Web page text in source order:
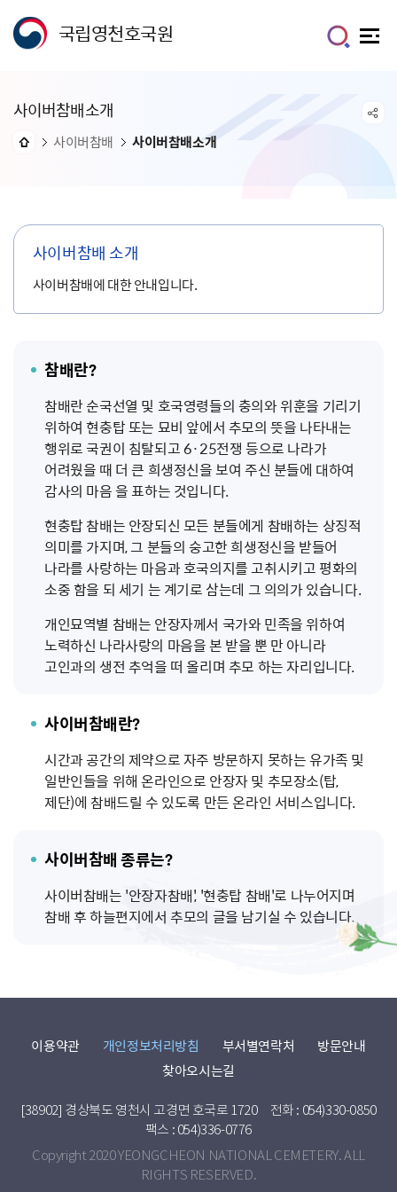
국립영천호국원
사이버참배소개
사이버참배 사이버참배소개
사이버참배 소개
사이버참배에 대한 안내입니다.
참배란?
참배란 순국선열 및 호국영령들의 충의와 위훈을 기리기
위하여 현충탑 또는 묘비 앞에서 추모의 뜻을 나타내는
행위로 국권이 침탈되고 6·25전쟁 등으로 나라가
어려웠을 때 더 큰 희생정신을 보여 주신 분들에 대하여
감사의 마음 을 표하는 것입니다.
현충탑 참배는 안장되신 모든 분들에게 참배하는 상징적
의미를 가지며, 그 분들의 숭고한 희생정신을 받들어
나라를 사랑하는 마음과 호국의지를 고취시키고 평화의
소중 함을 되 세기 는 계기로 삼는데 그 의의가 있습니다.
개인묘역별 참배는 안장자께서 국가와 민족을 위하여
노력하신 나라사랑의 마음을 본 받을 뿐 만 아니라
고인과의 생전 추억을 떠 올리며 추모 하는 자리입니다.
사이버참배란?
시간과 공간의 제약으로 자주 방문하지 못하는 유가족 및
일반인들을 위해 온라인으로 안장자 및 추모장소(탑,
제단)에 참배드릴 수 있도록 만든 온라인 서비스입니다.
사이버참배 종류는?
사이버참배는 '안장자참배', '현충탑 참배'로 나누어지며
참배 후 하늘편지에서 추모의 글을 남기실 수 있습니다.
이용약관 개인정보처리방침 부서별연락처
방문안내
찾아오시는길
[38902] 경상북도 영천시 고경면 호국로 1720
전화 : 054)330-0850
팩스 : 054)336-0776
Copyright 2020 YEONGCHEON NATIONAL CEMETERY. ALL
RIGHTS RESERVED.